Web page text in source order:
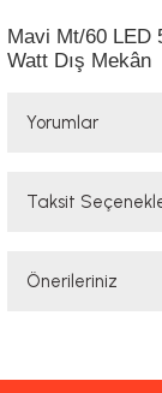
Mavi Mt/60 LED
Watt Dış Mekân
Yorumlar
Taksit
Önerileriniz
yetersiz gördüğünüz